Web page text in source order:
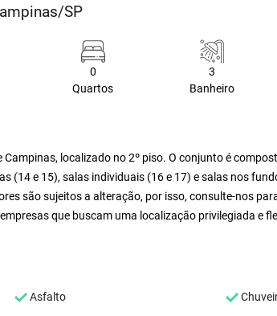
SP
0
Quartos
3
Banheiro
localizado no 2º piso. O conjunto é
(14 e 15), salas individuais (16 e 17) e salas nos
são sujeitos a alteração, por isso, consulte-nos
que buscam uma localização privilegiada e
Asfalto